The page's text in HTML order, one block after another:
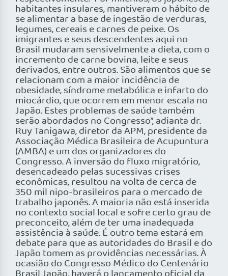
habitantes insulares, mantiveram o hábito de
se alimentar a base de ingestão de verduras,
legumes, cereais e carnes de peixe. Os
imigrantes e seus descendentes aqui no
Brasil mudaram sensivelmente a dieta, com o
incremento de carne bovina, leite e seus
derivados, entre outros. São alimentos que se
relacionam com a maior incidência de
obesidade, síndrome metabólica e infarto do
miocárdio, que ocorrem em menor escala no
Japão. Estes problemas de saúde também
serão abordados no Congresso”, adianta dr.
Ruy Tanigawa, diretor da APM, presidente da
Associação Médica Brasileira de Acupuntura
(AMBA) e um dos organizadores do
Congresso. A inversão do fluxo migratório,
desencadeado pelas sucessivas crises
econômicas, resultou na volta de cerca de
350 mil nipo-brasileiros para o mercado de
trabalho japonês. A maioria não está inserida
no contexto social local e sofre certo grau de
preconceito, além de ter uma inadequada
assistência à saúde. É outro tema estará em
debate para que as autoridades do Brasil e do
Japão tomem as providências necessárias. À
ocasião do Congresso Médico do Centenário